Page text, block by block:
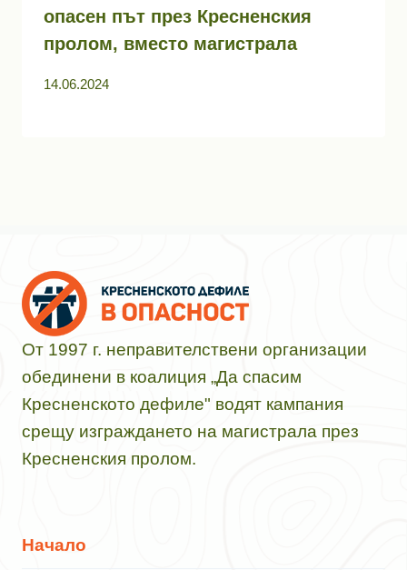
опасен път през Кресненския
пролом, вместо магистрала
14.06.2024
От 1997 г. неправителствени организации
обединени в коалиция „Да спасим
Кресненското дефиле" водят кампания
срещу изграждането на магистрала през
Кресненския пролом.
Начало